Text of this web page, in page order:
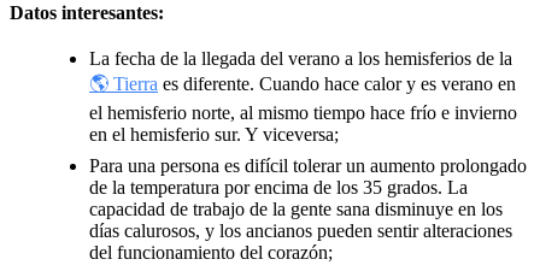
Datos interesantes:
La fecha de la llegada del verano a los hemisferios de la
🌎 Tierra es diferente. Cuando hace calor y es verano en
el hemisferio norte, al mismo tiempo hace frío e invierno
en el hemisferio sur. Y viceversa;
Para una persona es difícil tolerar un aumento prolongado
de la temperatura por encima de los 35 grados. La
capacidad de trabajo de la gente sana disminuye en los
días calurosos, y los ancianos pueden sentir alteraciones
del funcionamiento del corazón;